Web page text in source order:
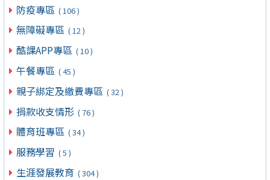
防疫專區 ( 106 )
無障礙專區 ( 12 )
酷課APP專區 ( 10 )
午餐專區 ( 45 )
親子綁定及繳費專區 ( 32 )
捐款收支情形 ( 76 )
體育班專區 ( 34 )
服務學習 ( 5 )
生涯發展教育 ( 304 )